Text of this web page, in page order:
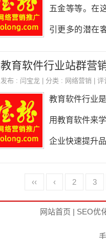
五金等等。在
引更多的潜在
位。这个目标
教育软件行业站群营
发布 : 闫宝龙 | 分类 : 网络营销 |
教育软件行业
用教育软件来
企业快速提升
60、搜狗等搜
台的流量、用
群营销策略制
‹‹ ‹ 2 3
网站首页 | SEO优